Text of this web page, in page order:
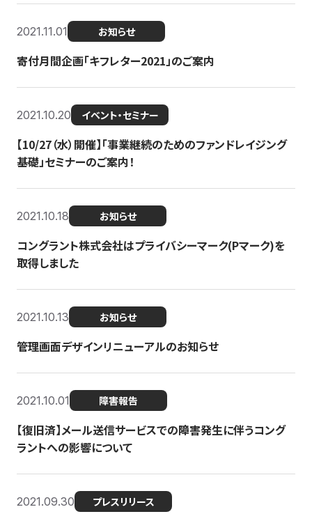
2021.11.01 お知らせ
寄付月間企画「キフレター2021」のご案内
2021.10.20 イベント・セミナー
【10/27（水）開催】「事業継続のためのファンドレイジング
基礎」セミナーのご案内！
2021.10.18 お知らせ
コングラント株式会社はプライバシーマーク(Pマーク)を
取得しました
2021.10.13 お知らせ
管理画面デザインリニューアルのお知らせ
2021.10.01 障害報告
【復旧済】メール送信サービスでの障害発生に伴うコング
ラントへの影響について
2021.09.30 プレスリリース